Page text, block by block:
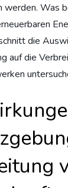
werden. Was
die
auf die